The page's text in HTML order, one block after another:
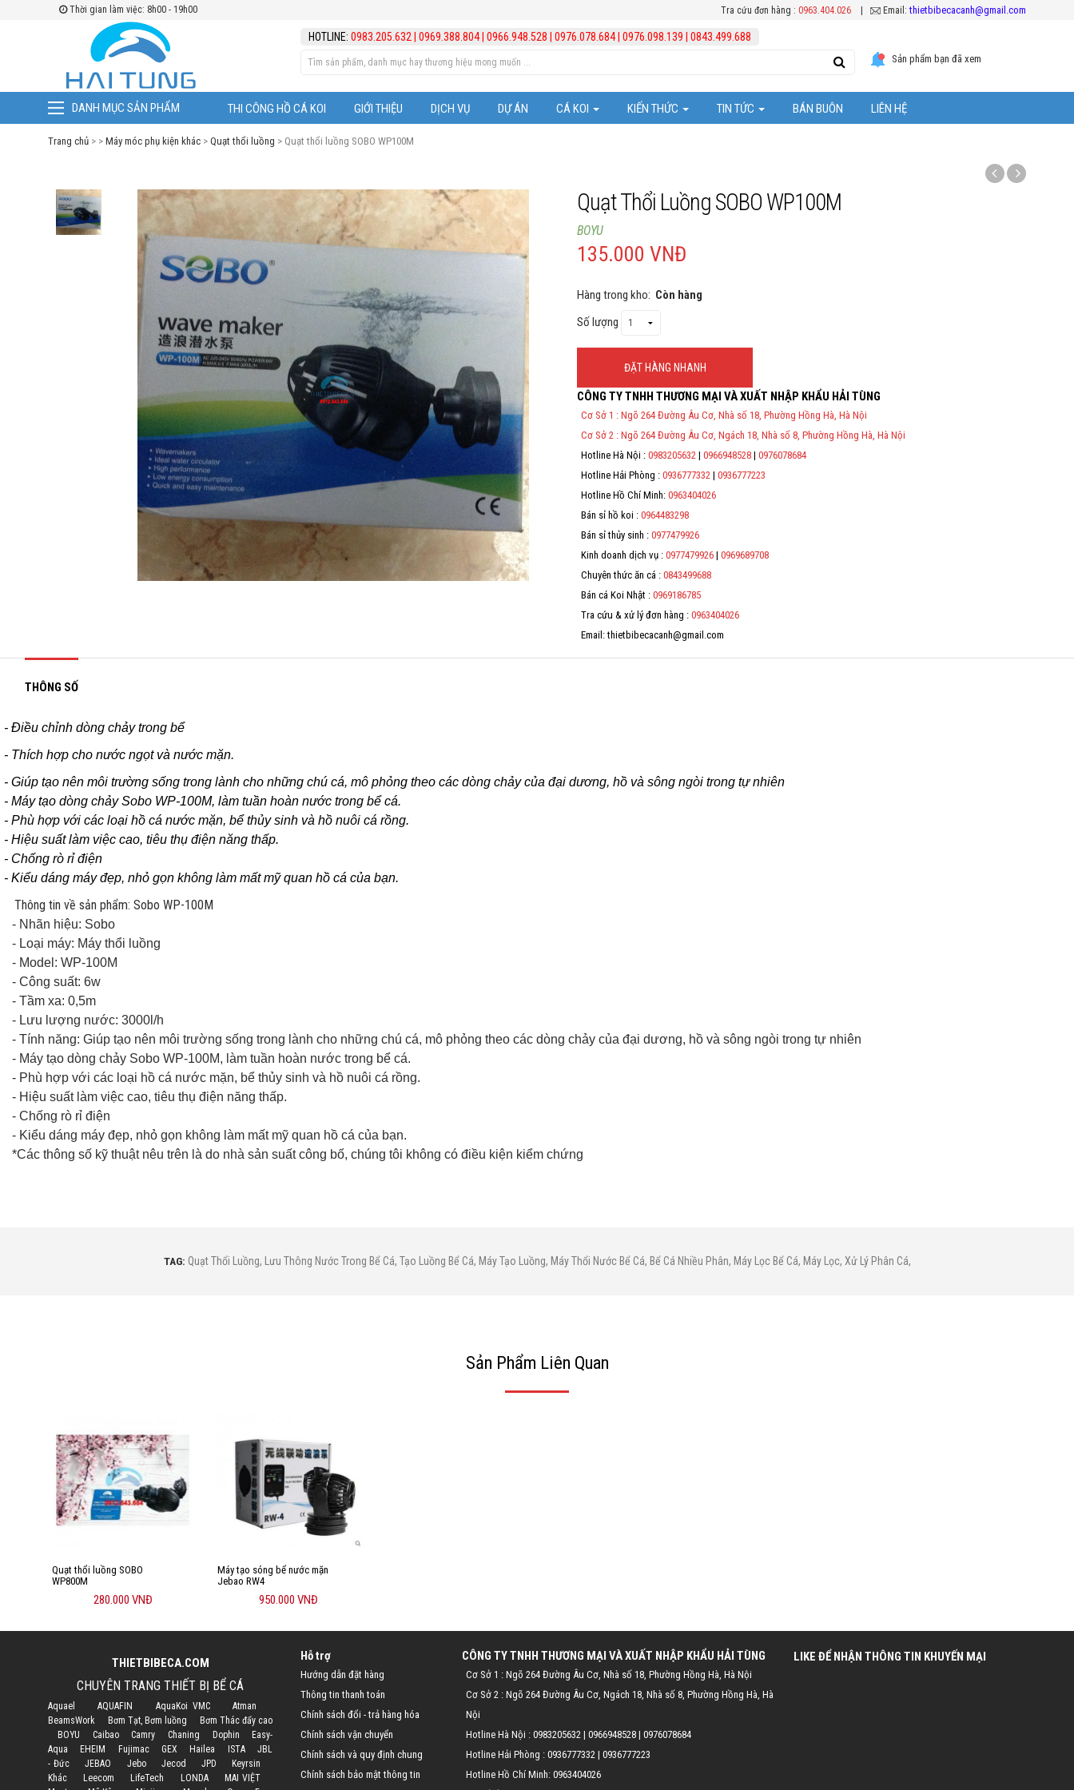
Thời gian làm việc: 8h00 - 19h00 Tra cứu đơn hàng : 0963.404.026 Email:thietbibecacanh@gmail.com
Sản phẩm bạn đã xem
HOTLINE:0983.205.632 |0969.388.804|0966.948.528 |0976.078.684|0976.098.139 |0843.499.688
DANH MỤC SẢN PHẨM THI CÔNG HỒ CÁ KOI GIỚI THIỆU DỊCH VỤ DỰ ÁN CÁ KOI KIẾN THỨC
Kiến thức chăm sóc bể cá cảnh
Video hướng dẫn lắp đặt thiết bị bể cá
TIN TỨC BÁN BUÔN LIÊN HỆ
Trang chủ > > Máy móc phụ kiện khác > Quạt thổi luồng > Quạt thổi luồng SOBO WP100M
Quạt Thổi Luồng SOBO WP100M
BOYU
135.000 VNĐ
Hàng trong kho: Còn hàng
Số lượng
ĐẶT HÀNG NHANH
Thông Tin Đặt Hàng
Theo Nghị định 123/2020/NĐ-CP và nghị định 70/2025/NĐ-CP về việc thực hiện lập Hóa Đơn Điện
Tử bán hàng và cung cấp dịch vụ cho người mua bắt buộc phải thế hiện đầy đủ thông tin: họ tên,
địa chỉ, mã số thuế/ căn cước công dân/ số định danh.
CÔNG TY TNHH THƯƠNG MẠI VÀ XUẤT NHẬP KHẨU HẢI TÙNG
Cơ Sở 1 : Ngõ 264 Đường Âu Cơ, Nhà số 18, Phường Hồng Hà, Hà Nội
Cơ Sở 2 : Ngõ 264 Đường Âu Cơ, Ngách 18, Nhà số 8, Phường Hồng Hà, Hà Nội
Hotline Hà Nội : 0983205632 | 0966948528 | 0976078684
Hotline Hải Phòng : 0936777332 | 0936777223
Hotline Hồ Chí Minh: 0963404026
Bán sỉ hồ koi : 0964483298
Bán sỉ thủy sinh : 0977479926
Kinh doanh dịch vụ : 0977479926 | 0969689708
Chuyên thức ăn cá : 0843499688
Bán cá Koi Nhật : 0969186785
Tra cứu & xử lý đơn hàng : 0963404026
Email: thietbibecacanh@gmail.com
THÔNG SỐ
- Điều chỉnh dòng chảy trong bể
- Thích hợp cho nước ngọt và nước mặn.
- Giúp tạo nên môi trường sống trong lành cho những chú cá, mô phỏng theo các dòng chảy của đại dương, hồ và sông ngòi trong tự nhiên
- Máy tạo dòng chảy Sobo WP-100M, làm tuần hoàn nước trong bể cá.
- Phù hợp với các loại hồ cá nước mặn, bể thủy sinh và hồ nuôi cá rồng.
- Hiệu suất làm việc cao, tiêu thụ điện năng thấp.
- Chống rò rỉ điện
- Kiểu dáng máy đẹp, nhỏ gọn không làm mất mỹ quan hồ cá của bạn.
Thông tin về sản phẩm: Sobo WP-100M
- Nhãn hiệu: Sobo
- Loại máy: Máy thổi luồng
- Model: WP-100M
- Công suất: 6w
- Tầm xa: 0,5m
- Lưu lượng nước: 3000l/h
- Tính năng: Giúp tạo nên môi trường sống trong lành cho những chú cá, mô phỏng theo các dòng chảy của đại dương, hồ và sông ngòi trong tự nhiên
- Máy tạo dòng chảy Sobo WP-100M, làm tuần hoàn nước trong bể cá.
- Phù hợp với các loại hồ cá nước mặn, bể thủy sinh và hồ nuôi cá rồng.
- Hiệu suất làm việc cao, tiêu thụ điện năng thấp.
- Chống rò rỉ điện
- Kiểu dáng máy đẹp, nhỏ gọn không làm mất mỹ quan hồ cá của bạn.
*Các thông số kỹ thuật nêu trên là do nhà sản suất công bố, chúng tôi không có điều kiện kiểm chứng
TAG: Quạt Thổi Luồng, Lưu Thông Nước Trong Bể Cá, Tạo Luồng Bể Cá, Máy Tạo Luồng, Máy Thổi Nước Bể Cá, Bể Cá Nhiều Phân, Máy Lọc Bể Cá, Máy Lọc, Xử Lý Phân Cá,
Sản Phẩm Liên Quan
Quạt thổi luồng SOBO
WP800M
280.000 VNĐ
Máy tạo sóng bể nước mặn
Jebao RW4
950.000 VNĐ
THIETBIBECA.COM
CHUYÊN TRANG THIẾT BỊ BỂ CÁ
Aquael AQUAFIN AquaKoi VMC
Atman
BeamsWork
Bơm Tạt, Bơm luồng
Bơm Thác đẩy cao
BOYU
Caibao Camry Chaning Dophin
Easy-
Aqua
EHEIM Fujimac GEX Hailea ISTA
JBL
- Đức
JEBAO Jebo Jecod JPD
Keyrsin
Khác
Leecom LifeTech LONDA
MAI VIỆT
Hỗ trợ
Hướng dẫn đặt hàng
Thông tin thanh toán
Chính sách đổi - trả hàng hóa
Chính sách vận chuyển
Chính sách và quy định chung
Chính sách bảo mật thông tin
CÔNG TY TNHH THƯƠNG MẠI VÀ XUẤT NHẬP KHẨU HẢI TÙNG
Cơ Sở 1 : Ngõ 264 Đường Âu Cơ, Nhà số 18, Phường Hồng Hà, Hà Nội
Cơ Sở 2 : Ngõ 264 Đường Âu Cơ, Ngách 18, Nhà số 8, Phường Hồng Hà, Hà
Nội
Hotline Hà Nội :0983205632 |0966948528 |0976078684
Hotline Hải Phòng :0936777332 |0936777223
Hotline Hồ Chí Minh:0963404026
LIKE ĐỂ NHẬN THÔNG TIN KHUYẾN MẠI